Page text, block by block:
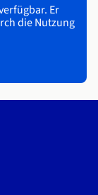
Er
die Nutzung